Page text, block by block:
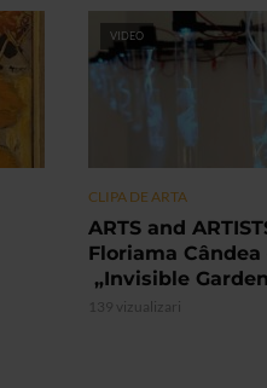
VIDEO
CLIPA DE ARTA
ARTS and
Floriama Cândea
„Invisible
139 vizualizari